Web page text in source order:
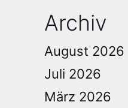
Archiv
August 2026
Juli 2026
März 2026